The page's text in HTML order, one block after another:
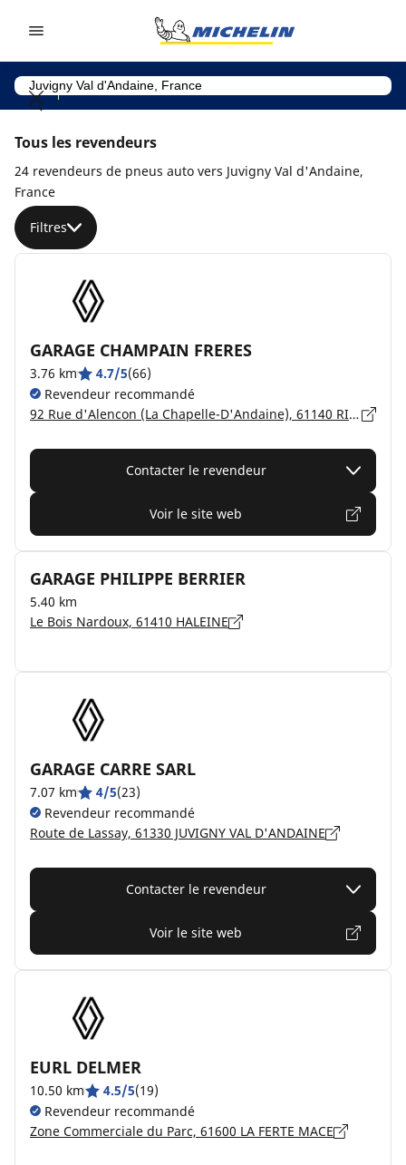
Tous les revendeurs
24 revendeurs de pneus auto vers Juvigny Val d'Andaine,
France
Filtres
GARAGE CHAMPAIN FRERES
3.76 km 4.7/5(66)
Revendeur recommandé
92 Rue d'Alencon (La Chapelle-D'Andaine), 61140 RIVES D'ANDAINE
Contacter le revendeur
Voir le site web
GARAGE PHILIPPE BERRIER
5.40 km
Le Bois Nardoux, 61410 HALEINE
GARAGE CARRE SARL
7.07 km 4/5(23)
Revendeur recommandé
Route de Lassay, 61330 JUVIGNY VAL D'ANDAINE
Contacter le revendeur
Voir le site web
EURL DELMER
10.50 km 4.5/5(19)
Revendeur recommandé
Zone Commerciale du Parc, 61600 LA FERTE MACE